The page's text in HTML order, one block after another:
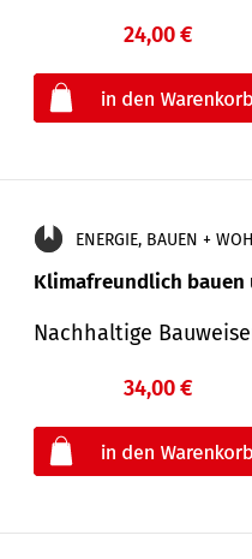
24,00 €
ENERGIE, BAUEN +
Klimafreundlich bauen
Nachhaltige
34,00 €